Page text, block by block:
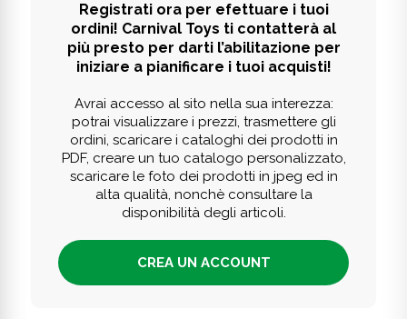
Registrati ora per efettuare i tuoi
ordini! Carnival Toys ti contatterà al
più presto per darti l’abilitazione per
iniziare a pianificare i tuoi acquisti!
Avrai accesso al sito nella sua interezza:
potrai visualizzare i prezzi, trasmettere gli
ordini, scaricare i cataloghi dei prodotti in
PDF, creare un tuo catalogo personalizzato,
scaricare le foto dei prodotti in jpeg ed in
alta qualità, nonchè consultare la
disponibilità degli articoli.
CREA UN ACCOUNT